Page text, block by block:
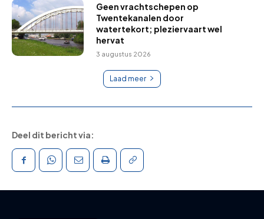
Geen vrachtschepen op
Twentekanalen door
watertekort; pleziervaart wel
hervat
3 augustus 2026
Laad meer
Deel dit bericht via: